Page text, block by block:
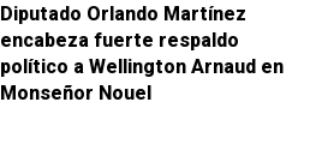
Diputado Orlando Martínez
encabeza fuerte respaldo
político a Wellington Arnaud en
Monseñor Nouel